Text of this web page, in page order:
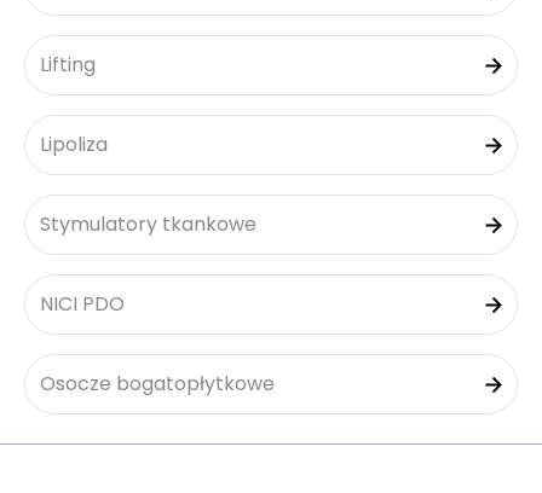
Lifting
Lipoliza
Stymulatory tkankowe
NICI PDO
Osocze bogatopłytkowe